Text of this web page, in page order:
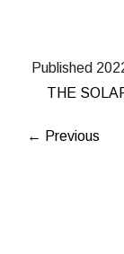
Published
THE
← Previous